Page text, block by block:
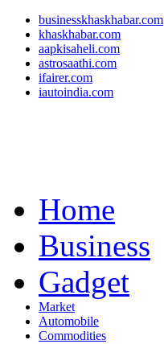
businesskhaskhabar.com
khaskhabar.com
aapkisaheli.com
astrosaathi.com
ifairer.com
iautoindia.com
Home
Business
Gadget
Market
Automobile
Commodities